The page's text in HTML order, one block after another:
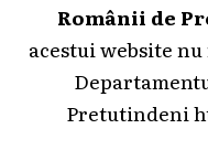
Românii de
acestui website
Pretutindeni